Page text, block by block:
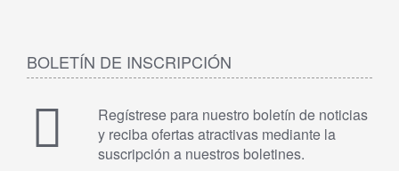
BOLETÍN DE INSCRIPCIÓN
Regístrese para nuestro boletín de noticias
y reciba ofertas atractivas mediante la
suscripción a nuestros boletines.